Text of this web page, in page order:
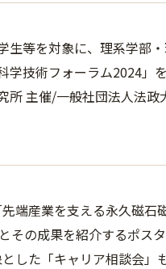
等を対象に、理系学部
学技術フォーラム2024」
所 主催/一般社団法人法
端産業を支える永久磁
の成果を紹介するポス
した「キャリア相談会」